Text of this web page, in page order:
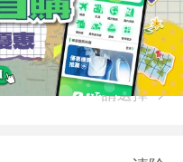
請選擇